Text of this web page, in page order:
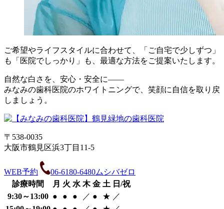
ご希望やライフスタイルに合わせて、「ご自宅で少しずつ」
も「医院でしっかり」も、最適な方法をご提案いたします。
自然な白さを、安心・安全に――
みなみの歯科医院のホワイトニングで、笑顔に自信を取り戻
しましょう。
〒538-0035
大阪市鶴見区浜3丁目11-5
WEB予約 06-6180-6480ムシバゼロ
診療時間
月 火 水 木 金 土 日/祝
9:30～13:00 ● ● ● ／ ● ★ ／